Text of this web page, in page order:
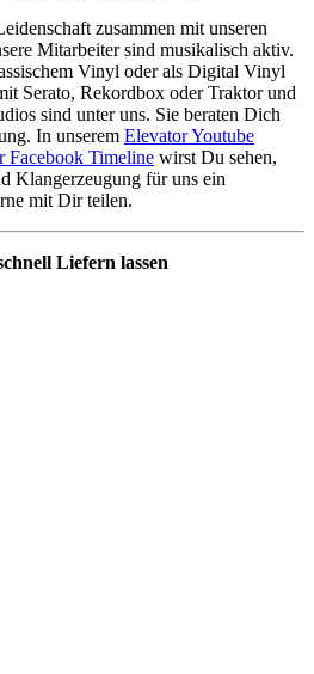
zusammen mit unseren
Mitarbeiter sind musikalisch aktiv.
Vinyl oder als Digital Vinyl
Serato, Rekordbox oder Traktor und
sind unter uns. Sie beraten Dich
In unserem Elevator Youtube
Facebook Timeline wirst Du sehen,
Klangerzeugung für uns ein
mit Dir teilen.
Liefern lassen